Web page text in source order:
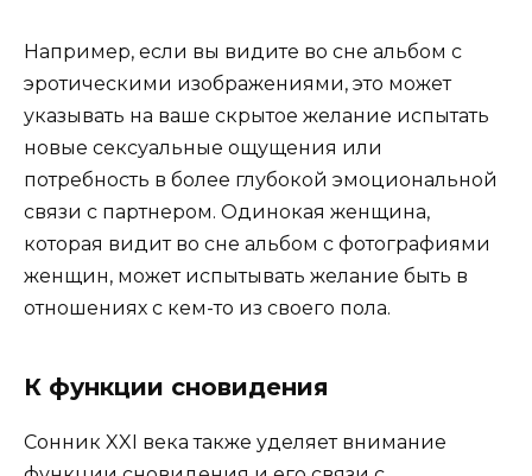
Например, если вы видите во сне альбом с
эротическими изображениями, это может
указывать на ваше скрытое желание испытать
новые сексуальные ощущения или
потребность в более глубокой эмоциональной
связи с партнером. Одинокая женщина,
которая видит во сне альбом с фотографиями
женщин, может испытывать желание быть в
отношениях с кем-то из своего пола.
К функции сновидения
Сонник XXI века также уделяет внимание